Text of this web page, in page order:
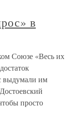
в
Союзе «Весь их
выдумали им
просто